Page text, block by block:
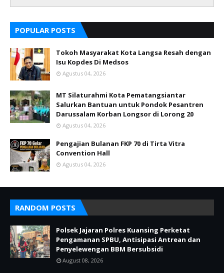
POPULAR POSTS
Tokoh Masyarakat Kota Langsa Resah dengan
Isu Kopdes Di Medsos
Agustus 04, 2026
MT Silaturahmi Kota Pematangsiantar
Salurkan Bantuan untuk Pondok Pesantren
Darussalam Korban Longsor di Lorong 20
Agustus 04, 2026
Pengajian Bulanan FKP 70 di Tirta Vitra
Convention Hall
Agustus 04, 2026
RANDOM POSTS
Polsek Jajaran Polres Kuansing Perketat
Pengamanan SPBU, Antisipasi Antrean dan
Penyelewengan BBM Bersubsidi
August 08, 2026